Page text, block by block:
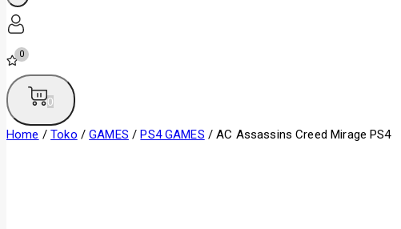
0
0
Home / Toko / GAMES / PS4 GAMES / AC Assassins Creed Mirage PS4